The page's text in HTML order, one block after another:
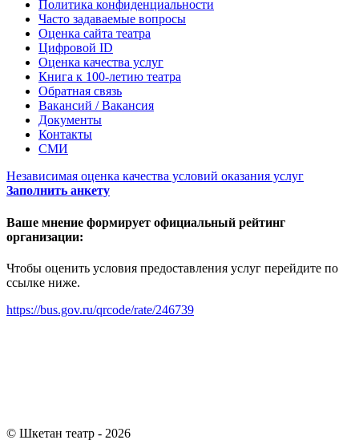
Политика конфиденциальности
Часто задаваемые вопросы
Оценка сайта театра
Цифровой ID
Оценка качества услуг
Книга к 100-летию театра
Обратная связь
Вакансий / Вакансия
Документы
Контакты
СМИ
Независимая оценка качества условий оказания услуг
Заполнить анкету
Ваше мнение формирует официальный рейтинг
организации:
Чтобы оценить условия предоставления услуг перейдите по
ссылке ниже.
https://bus.gov.ru/qrcode/rate/246739
© Шкетан театр - 2026